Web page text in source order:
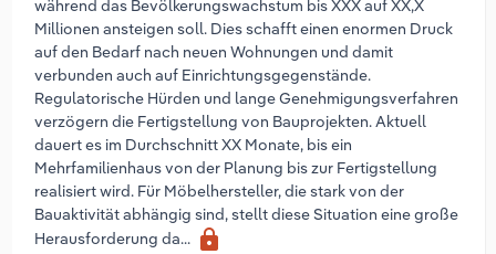
während das Bevölkerungswachstum bis XXX auf XX,X
Millionen ansteigen soll. Dies schafft einen enormen Druck
auf den Bedarf nach neuen Wohnungen und damit
verbunden auch auf Einrichtungsgegenstände.
Regulatorische Hürden und lange Genehmigungsverfahren
verzögern die Fertigstellung von Bauprojekten. Aktuell
dauert es im Durchschnitt XX Monate, bis ein
Mehrfamilienhaus von der Planung bis zur Fertigstellung
realisiert wird. Für Möbelhersteller, die stark von der
Bauaktivität abhängig sind, stellt diese Situation eine große
Herausforderung da... lock